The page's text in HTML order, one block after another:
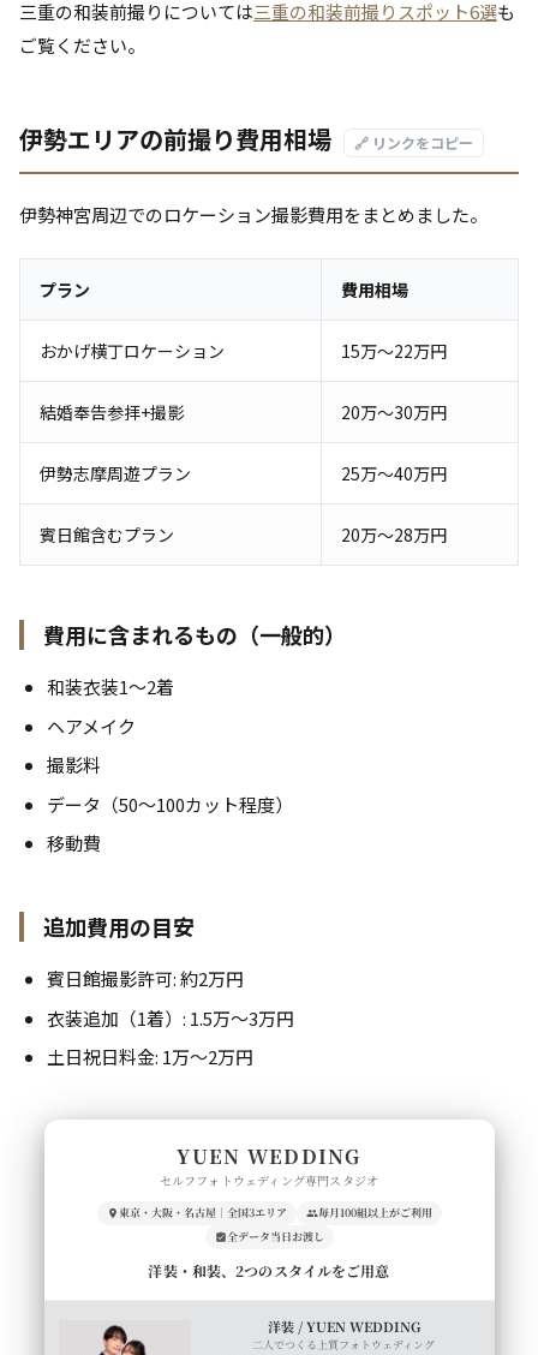
三重の和装前撮りについては三重の和装前撮りスポット6選も
ご覧ください。
伊勢エリアの前撮り費用相場 🔗 リンクをコピー
伊勢神宮周辺でのロケーション撮影費用をまとめました。
プラン 費用相場
おかげ横丁ロケーション 15万〜22万円
結婚奉告参拝+撮影 20万〜30万円
伊勢志摩周遊プラン 25万〜40万円
賓日館含むプラン 20万〜28万円
費用に含まれるもの（一般的）
和装衣装1〜2着
ヘアメイク
撮影料
データ（50〜100カット程度）
移動費
追加費用の目安
賓日館撮影許可: 約2万円
衣装追加（1着）: 1.5万〜3万円
土日祝日料金: 1万〜2万円
YUEN WEDDING
セルフフォトウェディング専門スタジオ
東京・大阪・名古屋｜全国3エリア
毎月100組以上がご利用
全データ当日お渡し
洋装・和装、2つのスタイルをご用意
洋装 / YUEN WEDDING
二人でつくる上質フォトウェディング